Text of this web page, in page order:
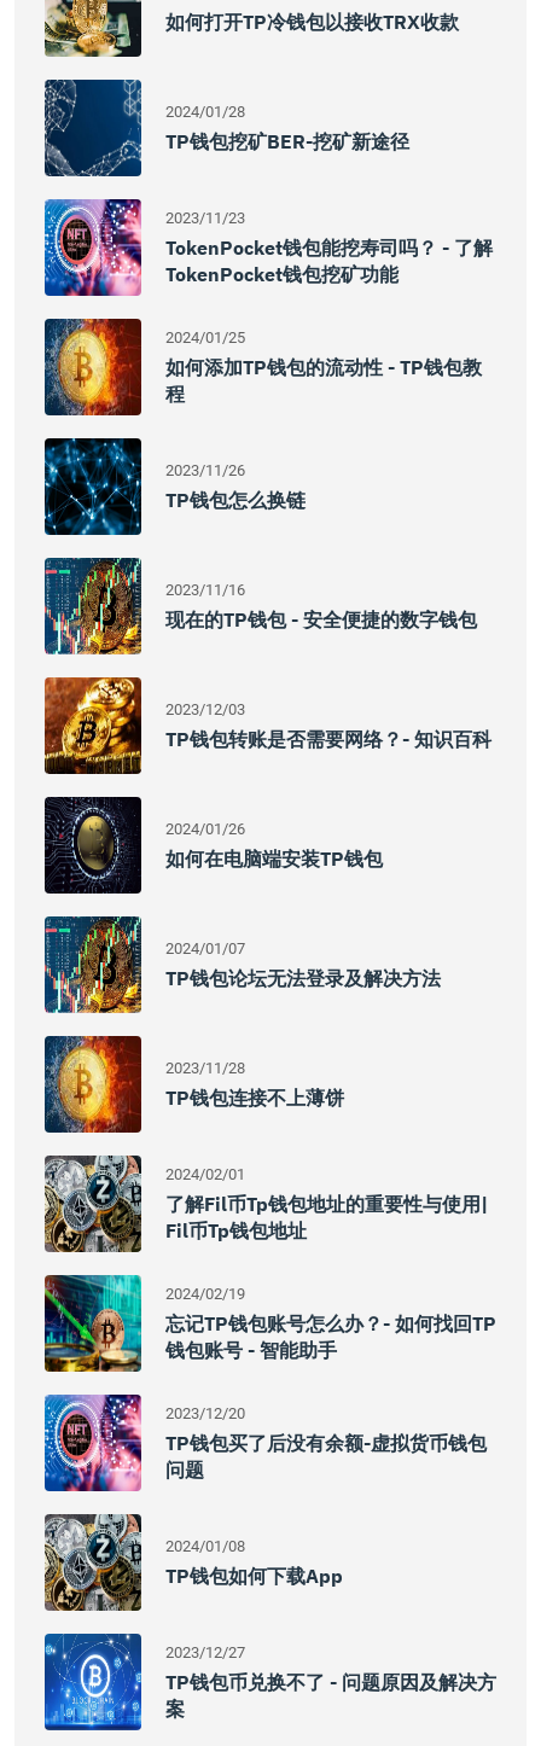
如何打开TP冷钱包以接收TRX收款
2024/01/28
TP钱包挖矿BER-挖矿新途径
2023/11/23
TokenPocket钱包能挖寿司吗？ - 了解
TokenPocket钱包挖矿功能
2024/01/25
如何添加TP钱包的流动性 - TP钱包教
程
2023/11/26
TP钱包怎么换链
2023/11/16
现在的TP钱包 - 安全便捷的数字钱包
2023/12/03
TP钱包转账是否需要网络？- 知识百科
2024/01/26
如何在电脑端安装TP钱包
2024/01/07
TP钱包论坛无法登录及解决方法
2023/11/28
TP钱包连接不上薄饼
2024/02/01
了解fil币tp钱包地址的重要性与使用|
Fil币tp钱包地址
2024/02/19
忘记TP钱包账号怎么办？- 如何找回TP
钱包账号 - 智能助手
2023/12/20
TP钱包买了后没有余额-虚拟货币钱包
问题
2024/01/08
TP钱包如何下载App
2023/12/27
TP钱包币兑换不了 - 问题原因及解决方
案